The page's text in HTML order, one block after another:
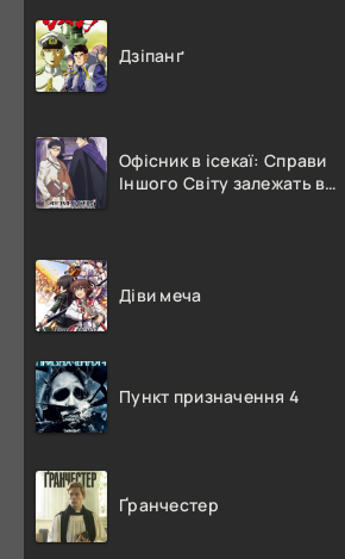
Дзіпанґ
Офісник в ісекаї: Справи
Іншого Світу залежать від
Діви меча
Пункт призначення 4
Ґранчестер